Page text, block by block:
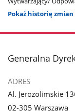
Pokaż historię zmian
stopka
Generalna
ADRES
Al. Jerozolimskie
02-305 Warszawa